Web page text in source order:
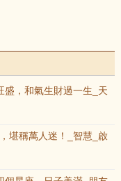
盛，和氣生財過一生_天
堪稱萬人迷！_智慧_啟